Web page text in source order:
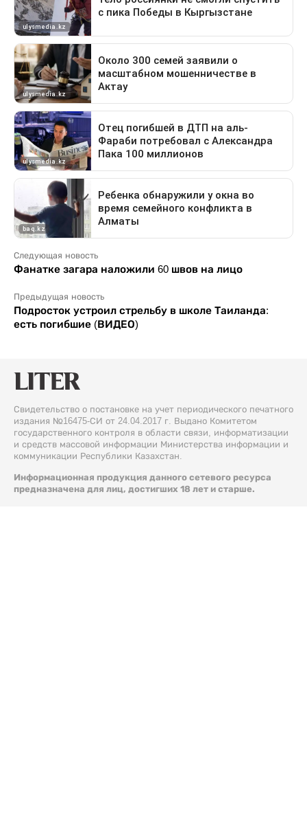
Следующая новость
Фанатке загара наложили 60 швов на лицо
Предыдущая новость
Подросток устроил стрельбу в школе Таиланда:
есть погибшие (ВИДЕО)
Свидетельство о постановке на учет периодического печатного
издания №16475-СИ от 24.04.2017 г. Выдано Комитетом
государственного контроля в области связи, информатизации
и средств массовой информации Министерства информации и
коммуникации Республики Казахстан.
Информационная продукция данного сетевого ресурса
предназначена для лиц, достигших 18 лет и старше.